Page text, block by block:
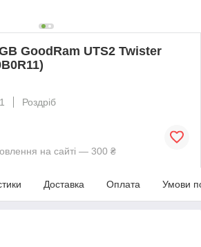
GoodRam UTS2 Twister
Роздріб
на сайті — 300 ₴
Доставка Оплата Умови